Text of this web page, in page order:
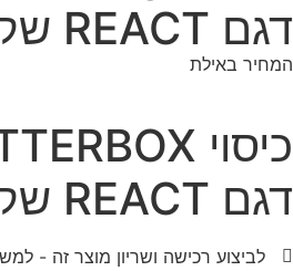
דגם REACT שקוף/שחור
המחיר באילת
דגם REACT שקוף/שחור
לביצוע רכישה ושריון מוצר זה -